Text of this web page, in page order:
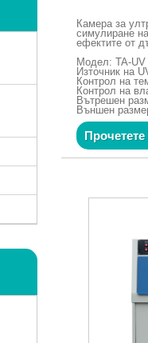
Камера за
симулиране
ефектите от
Модел: TA-UV
Източник на
Контрол на
Контрол на
Вътрешен
Външен